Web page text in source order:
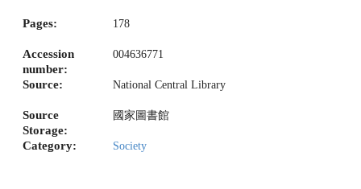
Pages: 178
Accession
number:
004636771
Source: National Central Library
Source
Storage:
國家圖書館
Category: Society